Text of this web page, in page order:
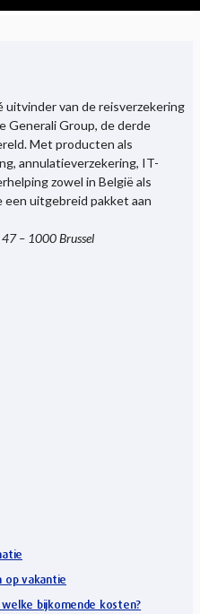
van de reisverzekering
Generali Group, de derde
Met producten als
annulatieverzekering, IT-
zowel in België als
uitgebreid pakket aan
47 – 1000 Brussel
op vakantie
bijkomende kosten?